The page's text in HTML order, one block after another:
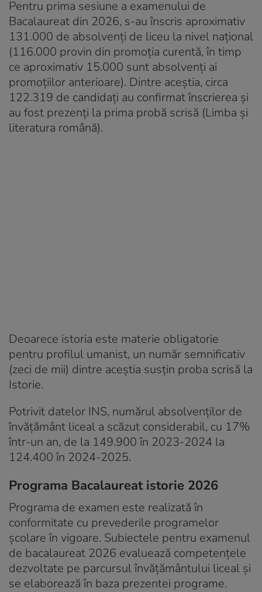
Pentru prima sesiune a examenului de
Bacalaureat din 2026, s-au înscris aproximativ
131.000 de absolvenți de liceu la nivel național
(116.000 provin din promoția curentă, în timp
ce aproximativ 15.000 sunt absolvenți ai
promoțiilor anterioare). Dintre aceștia, circa
122.319 de candidați au confirmat înscrierea și
au fost prezenți la prima probă scrisă (Limba și
literatura română).
Deoarece istoria este materie obligatorie
pentru profilul umanist, un număr semnificativ
(zeci de mii) dintre aceștia susțin proba scrisă la
Istorie.
Potrivit datelor INS, numărul absolvenților de
învățământ liceal a scăzut considerabil, cu 17%
într-un an, de la 149.900 în 2023-2024 la
124.400 în 2024-2025.
Programa Bacalaureat istorie 2026
Programa de examen este realizată în
conformitate cu prevederile programelor
şcolare în vigoare. Subiectele pentru examenul
de bacalaureat 2026 evaluează competenţele
dezvoltate pe parcursul învăţământului liceal şi
se elaborează în baza prezentei programe.